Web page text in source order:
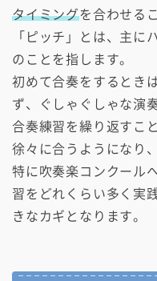
タイミングを合わせる
「ピッチ」とは、主に
のことを指します。
初めて合奏をするとき
ず、ぐしゃぐしゃな演
合奏練習を繰り返すこ
徐々に合うようになり
特に吹奏楽コンクール
習をどれくらい多く実
きなカギとなります。